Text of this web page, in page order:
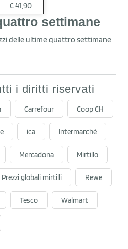
€ 41,90
settimane
delle ultime quattro settimane
i diritti riservati
Carrefour Coop CH
ica Intermarché
Mercadona Mirtillo
Prezzi globali mirtilli Rewe
Tesco Walmart